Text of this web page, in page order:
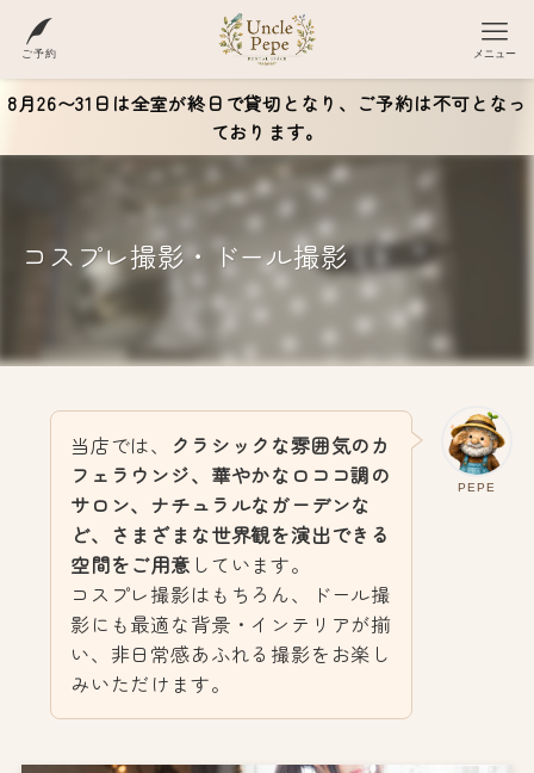
ご予約 メニュー
8月26〜31日は全室が終日で貸切となり、ご予約は不可となっ
ております。
コスプレ撮影・ドール撮影
PEPE
当店では、
クラシックな雰囲気のカ
フェラウンジ、華やかなロココ調の
サロン、ナチュラルなガーデンな
ど、さまざまな世界観を演出できる
空間をご用意 しています。
コスプレ撮影はもちろん、ドール撮
影にも最適な背景・インテリアが揃
い、非日常感あふれる撮影をお楽し
みいただけます。